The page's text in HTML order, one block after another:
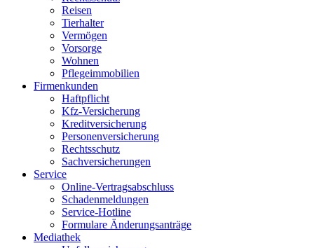
Reisen
Tierhalter
Vermögen
Vorsorge
Wohnen
Pflegeimmobilien
Firmenkunden
Haftpflicht
Kfz-Versicherung
Kreditversicherung
Personenversicherung
Rechtsschutz
Sachversicherungen
Service
Online-Vertragsabschluss
Schadenmeldungen
Service-Hotline
Formulare Änderungsanträge
Mediathek